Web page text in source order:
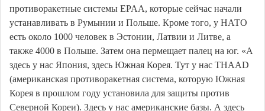
противоракетные системы EPAA, которые сейчас начали
устанавливать в Румынии и Польше. Кроме того, у НАТО
есть около 1000 человек в Эстонии, Латвии и Литве, а
также 4000 в Польше. Затем она пермещает палец на юг. «А
здесь у нас Япония, здесь Южная Корея. Тут у нас THAAD
(американская противоракетная система, которую Южная
Корея в прошлом году установила для защиты против
Северной Кореи). Здесь у нас американские базы. А здесь